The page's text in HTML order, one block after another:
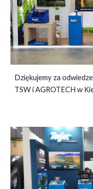
Dziękujemy za
TSW i AGROTECH w